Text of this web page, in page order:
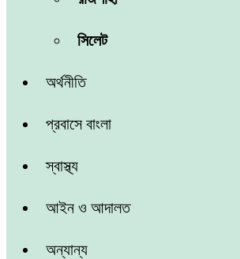
সিলেট
অর্থনীতি
প্রবাসে বাংলা
স্বাস্থ্য
আইন ও আদালত
অন্যান্য